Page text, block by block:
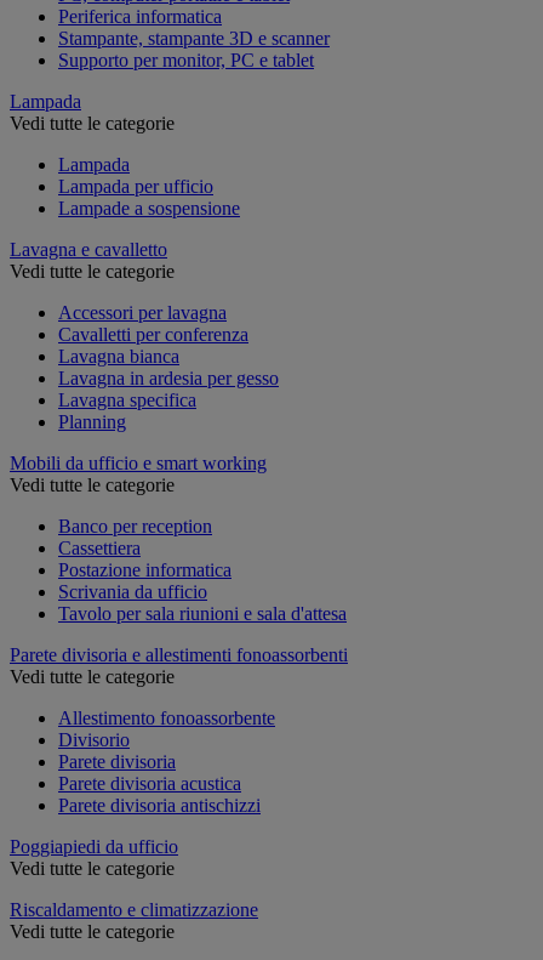
Periferica informatica
Stampante, stampante 3D e scanner
Supporto per monitor, PC e tablet
Lampada
Vedi tutte le categorie
Lampada
Lampada per ufficio
Lampade a sospensione
Lavagna e cavalletto
Vedi tutte le categorie
Accessori per lavagna
Cavalletti per conferenza
Lavagna bianca
Lavagna in ardesia per gesso
Lavagna specifica
Planning
Mobili da ufficio e smart working
Vedi tutte le categorie
Banco per reception
Cassettiera
Postazione informatica
Scrivania da ufficio
Tavolo per sala riunioni e sala d'attesa
Parete divisoria e allestimenti fonoassorbenti
Vedi tutte le categorie
Allestimento fonoassorbente
Divisorio
Parete divisoria
Parete divisoria acustica
Parete divisoria antischizzi
Poggiapiedi da ufficio
Vedi tutte le categorie
Riscaldamento e climatizzazione
Vedi tutte le categorie